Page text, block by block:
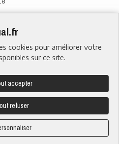
cookies pour améliorer votre
sur ce site.
accepter
refuser
› Santé & Bien-être
› Tech & Web
- 2023-2026
en France